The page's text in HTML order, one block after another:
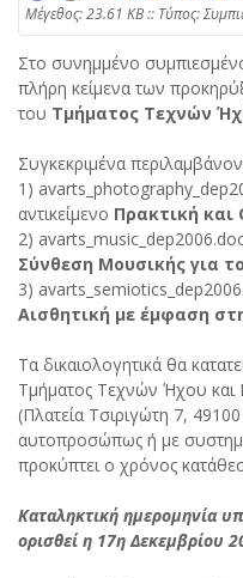
Mέγεθος: 23.61 KB :: Τύπος:
Στο συνημμένο
πλήρη κείμενα των
του Τμήματος Τεχνών
Συγκεκριμένα
1)
αντικείμενο Πρακτική
2)
Σύνθεση Μουσικής για
3)
Αισθητική με έμφαση
Τα δικαιολογητικά θα
Τμήματος Τεχνών Ήχου και
(Πλατεία Τσιριγώτη 7,
αυτοπροσώπως ή με
προκύπτει ο χρόνος
Καταληκτική ημερομηνία
ορισθεί η 17η Δεκεμβρίου